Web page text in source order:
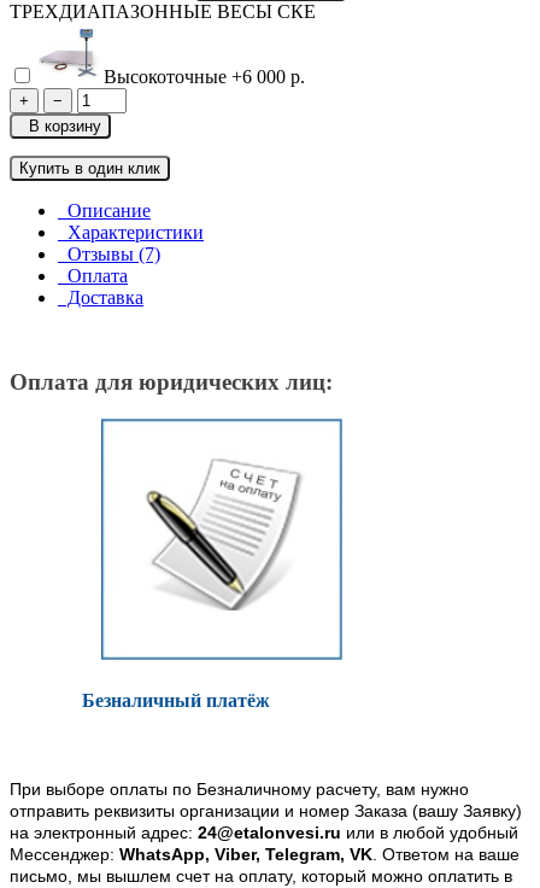
ТРЕХДИАПАЗОННЫЕ ВЕСЫ СКЕ
Высокоточные +6 000 р.
+
−
В корзину
Купить в один клик
Описание
Характеристики
Отзывы (7)
Оплата
Доставка
Оплата для юридических лиц:
Безналичный платёж
При выборе оплаты по Безналичному расчету, вам нужно
отправить реквизиты организации и номер Заказа (вашу Заявку)
на электронный адрес: 24@etalonvesi.ru или в любой удобный
Мессенджер: WhatsApp, Viber, Telegram, VK. Ответом на ваше
письмо, мы вышлем счет на оплату, который можно оплатить в